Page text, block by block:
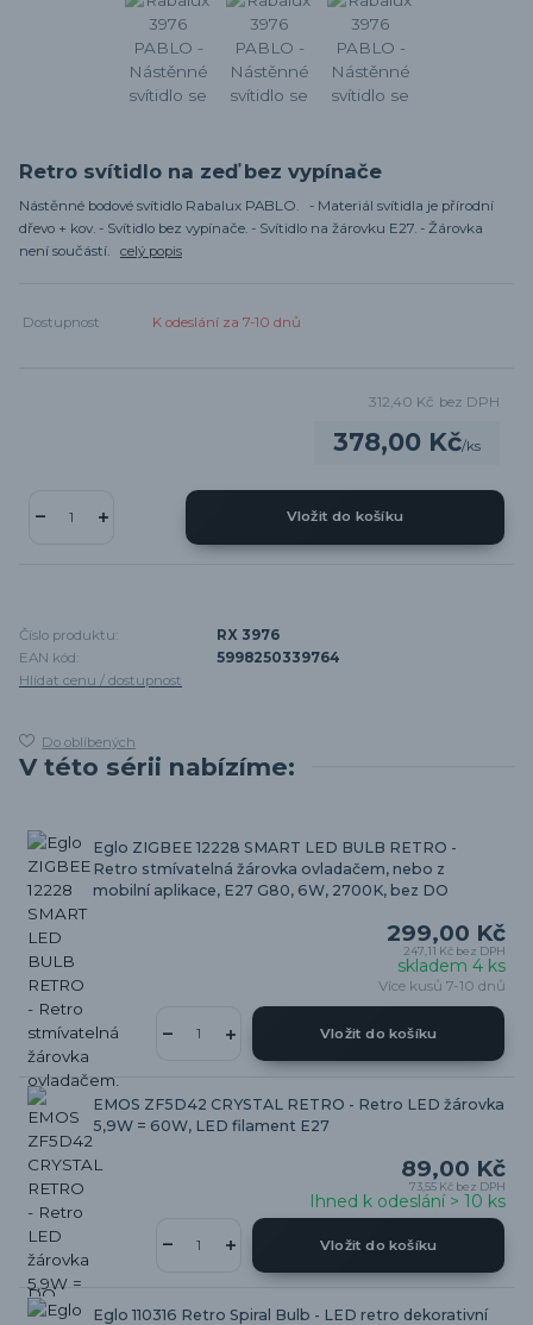
Retro svítidlo na zeď bez vypínače
Nástěnné bodové svítidlo Rabalux PABLO. - Materiál svítidla je přírodní
dřevo + kov. - Svítidlo bez vypínače. - Svítidlo na žárovku E27. - Žárovka
není součástí. celý popis
Dostupnost K odeslání za 7-10 dnů
378,00 Kč/ks
312,40 Kč bez DPH
Vložit do košíku
Číslo produktu:
RX 3976
EAN kód:
5998250339764
Hlídat cenu / dostupnost
Do oblíbených
V této sérii nabízíme:
Eglo ZIGBEE 12228 SMART LED BULB RETRO -
Retro stmívatelná žárovka ovladačem, nebo z
mobilní aplikace, E27 G80, 6W, 2700K, bez DO
299,00 Kč
247,11 Kč bez DPH
skladem 4 ks
Více kusů 7-10 dnů
Vložit do košíku
EMOS ZF5D42 CRYSTAL RETRO - Retro LED žárovka
5,9W = 60W, LED filament E27
89,00 Kč
73,55 Kč bez DPH
Ihned k odeslání > 10 ks
Vložit do košíku
Eglo 110316 Retro Spiral Bulb - LED retro dekorativní